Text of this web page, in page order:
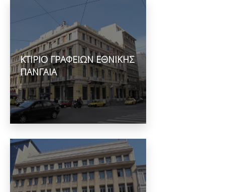
ΚΤΙΡΙΟ ΓΡΑΦΕΙΩΝ ΕΘΝΙΚΗΣ
ΠΑΝΓΑΙΑ